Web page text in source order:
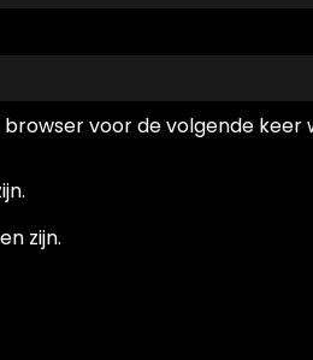
voor de volgende
zijn.